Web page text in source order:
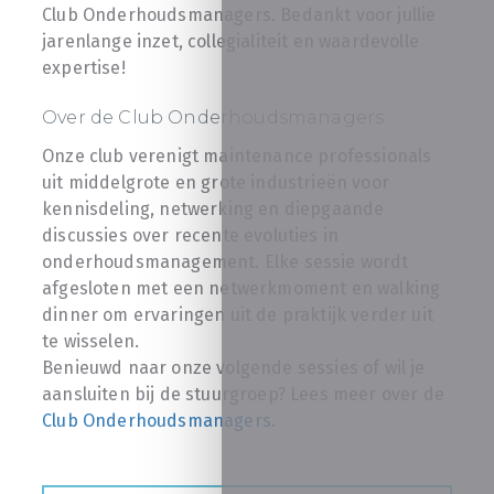
Club Onderhoudsmanagers. Bedankt voor jullie
jarenlange inzet, collegialiteit en waardevolle
expertise!
Over de Club Onderhoudsmanagers:
Onze club verenigt maintenance professionals
uit middelgrote en grote industrieën voor
kennisdeling, netwerking en diepgaande
discussies over recente evoluties in
onderhoudsmanagement. Elke sessie wordt
afgesloten met een netwerkmoment en walking
dinner om ervaringen uit de praktijk verder uit
te wisselen.
Benieuwd naar onze volgende sessies of wil je
aansluiten bij de stuurgroep? Lees meer over de
Club Onderhoudsmanagers